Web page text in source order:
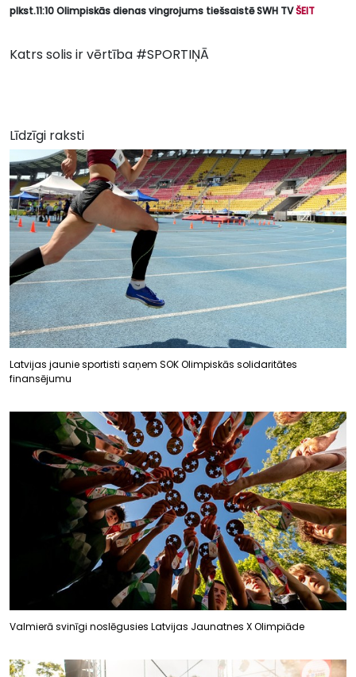
plkst.11:10 Olimpiskās dienas vingrojums tiešsaistē SWH TVŠEIT
Katrs solis ir vērtība #SPORTIŅĀ
Līdzīgi raksti
Latvijas jaunie sportisti saņem SOK Olimpiskās solidaritātes
finansējumu
Valmierā svinīgi noslēgusies Latvijas Jaunatnes X Olimpiāde